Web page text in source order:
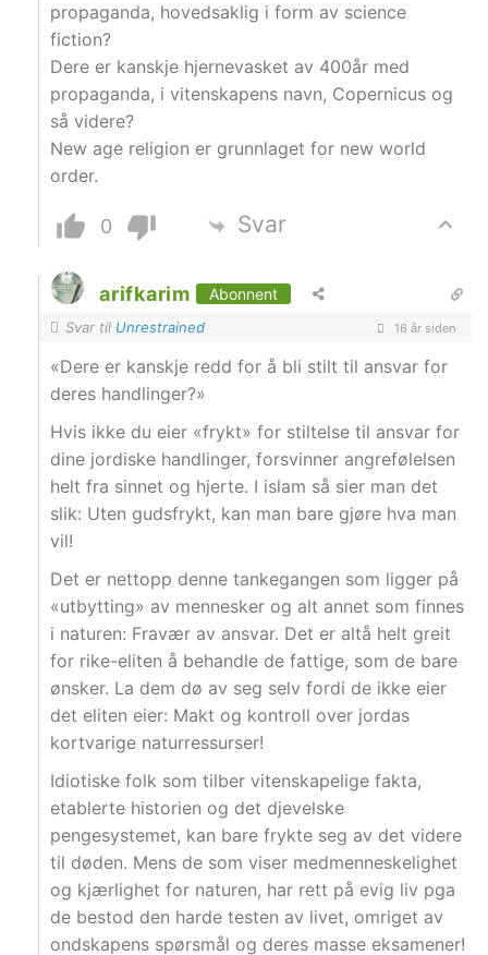
propaganda, hovedsaklig i form av science
fiction?
Dere er kanskje hjernevasket av 400år med
propaganda, i vitenskapens navn, Copernicus og
så videre?
New age religion er grunnlaget for new world
order.
0 Svar
arifkarim Abonnent
Svar til Unrestrained 16 år siden
«Dere er kanskje redd for å bli stilt til ansvar for
deres handlinger?»
Hvis ikke du eier «frykt» for stiltelse til ansvar for
dine jordiske handlinger, forsvinner angrefølelsen
helt fra sinnet og hjerte. I islam så sier man det
slik: Uten gudsfrykt, kan man bare gjøre hva man
vil!
Det er nettopp denne tankegangen som ligger på
«utbytting» av mennesker og alt annet som finnes
i naturen: Fravær av ansvar. Det er altå helt greit
for rike-eliten å behandle de fattige, som de bare
ønsker. La dem dø av seg selv fordi de ikke eier
det eliten eier: Makt og kontroll over jordas
kortvarige naturressurser!
Idiotiske folk som tilber vitenskapelige fakta,
etablerte historien og det djevelske
pengesystemet, kan bare frykte seg av det videre
til døden. Mens de som viser medmenneskelighet
og kjærlighet for naturen, har rett på evig liv pga
de bestod den harde testen av livet, omriget av
ondskapens spørsmål og deres masse eksamener!